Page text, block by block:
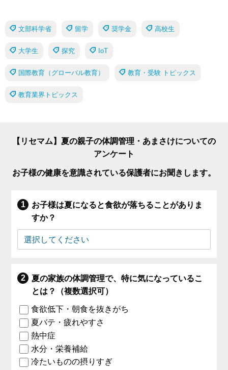
文部科学省 留学 奨学金 高校生
大学生 探究 IoT
国際教育（グローバル教育） 教育・受験 トピックス
教育業界トピックス
【リセマム】夏の親子の体調管理・あまさけについての
アンケート
お子様の健康を意識されている保護者にお聞きします。
お子様は夏になると食欲が落ちることがありま
すか？
夏の家族の体調管理で、特に気になっているこ
とは？（複数選択可）
食欲低下・朝食を抜きがち
夏バテ・疲れやすさ
熱中症
水分・栄養補給
冷たいものの摂りすぎ